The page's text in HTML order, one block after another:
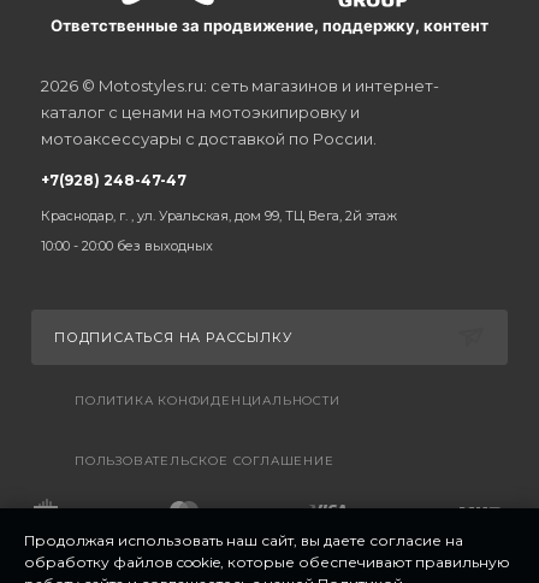
Ответственные за продвижение, поддержку, контент
2026 © Motostyles.ru: сеть магазинов и интернет-
каталог с ценами на мотоэкипировку и
мотоаксессуары с доставкой по России.
+7(928) 248-47-47
Краснодар, г. , ул. Уральская, дом 99, ТЦ Вега, 2й этаж
10:00 - 20:00 без выходных
ПОДПИСАТЬСЯ НА РАССЫЛКУ
ПОЛИТИКА КОНФИДЕНЦИАЛЬНОСТИ
ПОЛЬЗОВАТЕЛЬСКОЕ СОГЛАШЕНИЕ
Продолжая использовать наш сайт, вы даете согласие на
обработку файлов cookie, которые обеспечивают правильную